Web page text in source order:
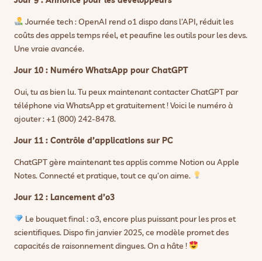
Journée tech : OpenAI rend o1 dispo dans l’API, réduit les
coûts des appels temps réel, et peaufine les outils pour les devs.
Une vraie avancée.
Jour 10 : Numéro WhatsApp pour ChatGPT
Oui, tu as bien lu. Tu peux maintenant contacter ChatGPT par
téléphone via WhatsApp et gratuitement ! Voici le numéro à
ajouter : +1 (800) 242-8478.
Jour 11 : Contrôle d’applications sur PC
ChatGPT gère maintenant tes applis comme Notion ou Apple
Notes. Connecté et pratique, tout ce qu’on aime.
Jour 12 : Lancement d’o3
Le bouquet final : o3, encore plus puissant pour les pros et
scientifiques. Dispo fin janvier 2025, ce modèle promet des
capacités de raisonnement dingues. On a hâte !